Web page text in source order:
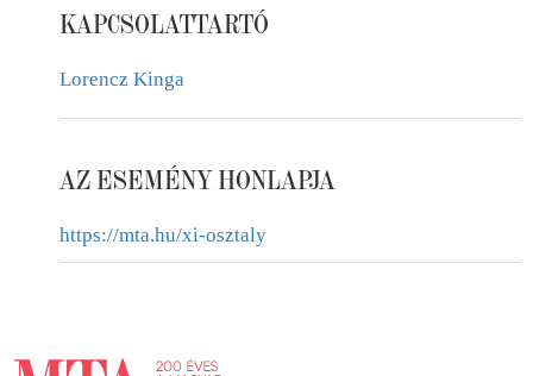
KAPCSOLATTARTÓ
Lorencz Kinga
AZ ESEMÉNY HONLAPJA
https://mta.hu/xi-osztaly